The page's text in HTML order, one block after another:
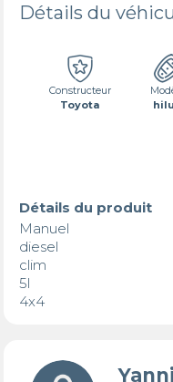
Détails du
Constructeur
Toyota
Détails du produit
Manuel
diesel
clim
5l
4x4